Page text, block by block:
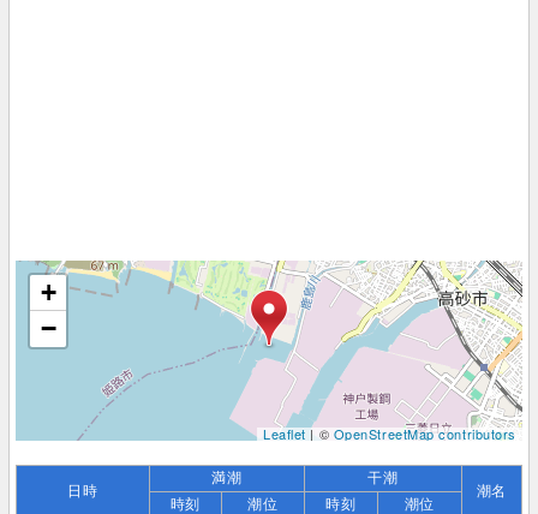
+
−
Leaflet| ©OpenStreetMap contributors
日時
満潮 干潮
潮名
時刻 潮位 時刻
潮位